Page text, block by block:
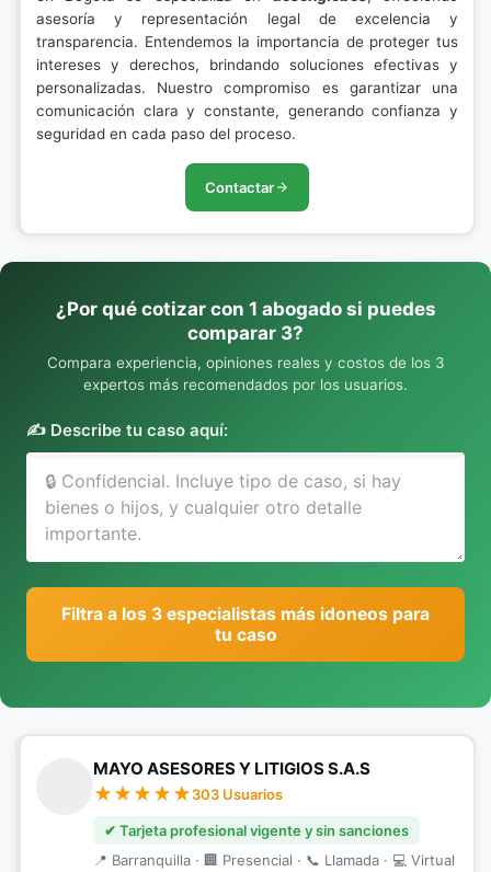
asesoría y representación legal de excelencia y
transparencia. Entendemos la importancia de proteger tus
intereses y derechos, brindando soluciones efectivas y
personalizadas. Nuestro compromiso es garantizar una
comunicación clara y constante, generando confianza y
seguridad en cada paso del proceso.
Contactar
¿Por qué cotizar con 1 abogado si puedes
comparar 3?
Compara experiencia, opiniones reales y costos de los 3
expertos más recomendados por los usuarios.
✍️ Describe tu caso aquí:
Filtra a los 3 especialistas más idoneos para
tu caso
MAYO ASESORES Y LITIGIOS S.A.S
303 Usuarios
✔ Tarjeta profesional vigente y sin sanciones
📍 Barranquilla · 🏢 Presencial · 📞 Llamada · 💻 Virtual